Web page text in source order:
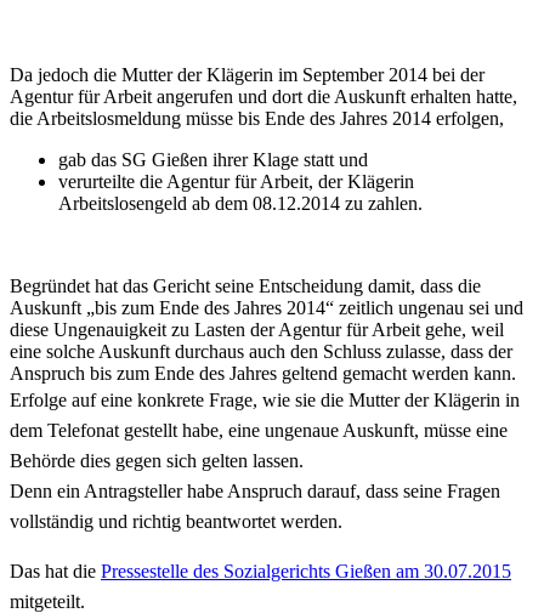
Da jedoch die Mutter der Klägerin im September 2014 bei der
Agentur für Arbeit angerufen und dort die Auskunft erhalten hatte,
die Arbeitslosmeldung müsse bis Ende des Jahres 2014 erfolgen,
gab das SG Gießen ihrer Klage statt und
verurteilte die Agentur für Arbeit, der Klägerin
Arbeitslosengeld ab dem 08.12.2014 zu zahlen.
Begründet hat das Gericht seine Entscheidung damit, dass die
Auskunft „bis zum Ende des Jahres 2014“ zeitlich ungenau sei und
diese Ungenauigkeit zu Lasten der Agentur für Arbeit gehe, weil
eine solche Auskunft durchaus auch den Schluss zulasse, dass der
Anspruch bis zum Ende des Jahres geltend gemacht werden kann.
Erfolge auf eine konkrete Frage, wie sie die Mutter der Klägerin in
dem Telefonat gestellt habe, eine ungenaue Auskunft, müsse eine
Behörde dies gegen sich gelten lassen.
Denn ein Antragsteller habe Anspruch darauf, dass seine Fragen
vollständig und richtig beantwortet werden.
Das hat die Pressestelle des Sozialgerichts Gießen am 30.07.2015
mitgeteilt.